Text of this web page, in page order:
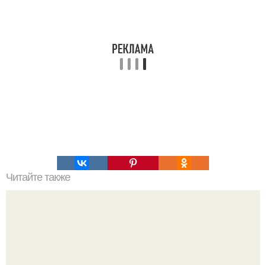
Читайте также